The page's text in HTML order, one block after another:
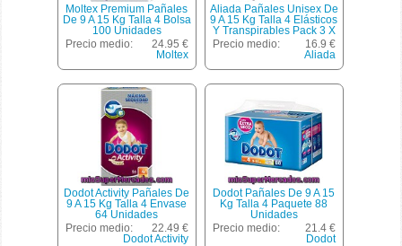
Moltex Premium Pañales
De 9 A 15 Kg Talla 4 Bolsa
100 Unidades
Precio medio:
24.95 €
Moltex
Aliada Pañales Unisex De
9 A 15 Kg Talla 4 Elásticos
Y Transpirables Pack 3 X
34 Uidades Caja 102
Precio medio:
16.9 €
Aliada
Dodot Activity Pañales De
9 A 15 Kg Talla 4 Envase
64 Unidades
Precio medio:
22.49 €
Dodot Activity
Dodot Pañales De 9 A 15
Kg Talla 4 Paquete 88
Unidades
Precio medio:
21.4 €
Dodot